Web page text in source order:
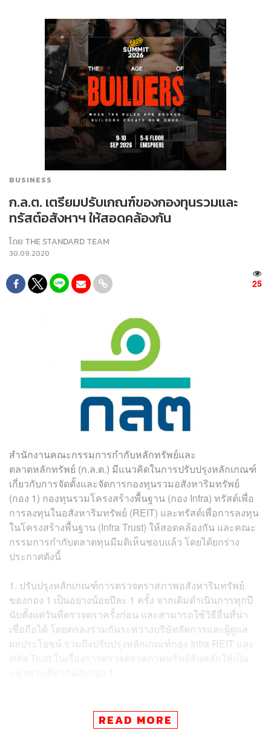
BUSINESS
ก.ล.ต. เตรียมปรับเกณฑ์ของกองทุนรวมและ
ทรัสต์อสังหาฯ ให้สอดคล้องกัน
โดย THE STANDARD TEAM
30.09.2020
25
สำนักงานคณะกรรมการกำกับหลักทรัพย์และ
ตลาดหลักทรัพย์ (ก.ล.ต.) มีแนวคิดในการปรับปรุงหลักเกณฑ์
เกี่ยวกับการจัดตั้งและจัดการกองทุนรวมอสังหาริมทรัพย์
(กอง 1) กองทุนรวมโครงสร้างพื้นฐาน (กอง Infra) ทรัสต์เพื่อ
การลงทุนในอสังหาริมทรัพย์ (REIT) และทรัสต์เพื่อการลงทุน
ในโครงสร้างพื้นฐาน (Infra Trust) ให้สอดคล้องกัน และคณะ
กรรมการกำกับตลาดทุนมีมติเห็นชอบแล้ว โดยได้ยกร่าง
ประกาศดังนี้
1. ปรับปรุงหลักเกณฑ์การตรวจตราสภาพอสังหาริมทรัพย์
ของกอง 1 เป็นอย่างน้อยปีละ 1 ครั้ง จากเดิมดำเนินการทุกปี
นับตั้งแต่วันที่ตรวจตราครั้งก่อน และสามารถใช้วิธีอื่นที่น่า
เชื่อถือได้ โดยตกลงร่วมกันระหว่างบริษัทจัดการและผู้ดูแล
ผลประโยชน์ รวมถึงปรับปรุงหลักเกณฑ์กอง Infra REIT และ
Infra Trust ในเรื่องการตรวจตราสภาพทรัพย์สินหลักให้เป็น
ค่าเช่าคงที่ของ REIT โดยให้เปิดเผยข้อตกลงการกำหนดค่า
เช่าคงที่หรือค่าเช่าผันแปรด้วยในแบบแสดงรายการข้อมูล
READ MORE